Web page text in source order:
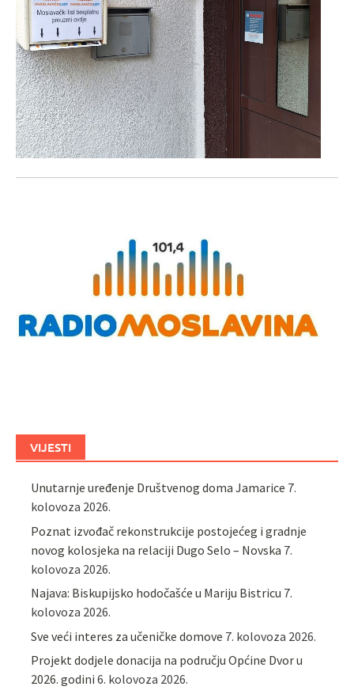
VIJESTI
Unutarnje uređenje Društvenog doma Jamarice 7.
kolovoza 2026.
Poznat izvođač rekonstrukcije postojećeg i gradnje
novog kolosjeka na relaciji Dugo Selo – Novska 7.
kolovoza 2026.
Najava: Biskupijsko hodočašće u Mariju Bistricu 7.
kolovoza 2026.
Sve veći interes za učeničke domove 7. kolovoza 2026.
Projekt dodjele donacija na području Općine Dvor u
2026. godini 6. kolovoza 2026.